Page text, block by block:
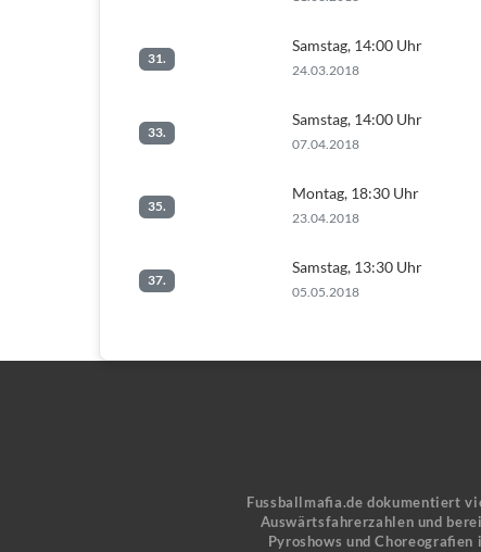
31.
Samstag, 14:00 Uhr
24.03.2018
33.
Samstag, 14:00 Uhr
07.04.2018
35.
Montag, 18:30 Uhr
23.04.2018
37.
Samstag, 13:30 Uhr
05.05.2018
Fussballmafia.de dokumentiert
Auswärtsfahrerzahlen und
Pyroshows und